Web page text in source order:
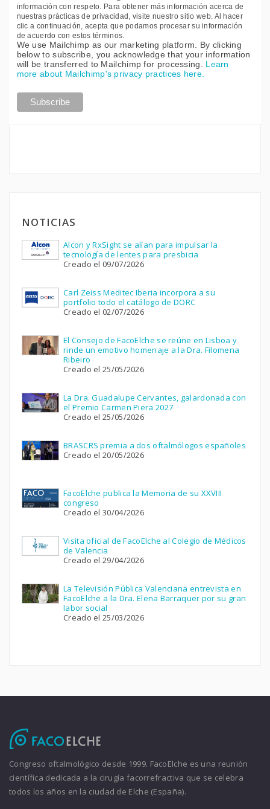
información con respeto. Para obtener más información acerca de
nuestras prácticas de privacidad, visite nuestro sitio web. Al hacer
clic a continuación, acepta que podamos procesar su información
de acuerdo con estos términos.
We use Mailchimp as our marketing platform. By clicking
below to subscribe, you acknowledge that your information
will be transferred to Mailchimp for processing. Learn
more about Mailchimp's privacy practices here.
NOTICIAS
Alcon y RxSight se alían para impulsar la
tecnología de lentes para presbicia
Creado el 09/07/2026
Carl Zeiss Meditec Iberia incorpora a su
portfolio todo el catálogo de DORC
Creado el 02/07/2026
El Consejo de FacoElche se reúne en Lisboa y
rinde un emotivo homenaje a la Dra. Filomena
Ribeiro
Creado el 25/05/2026
La Dra. Guadalupe Cervantes, galardonada con
el Premio Carmen Piera 2027
Creado el 25/05/2026
BRASCRS premia a dos oftalmólogos españoles
Creado el 20/05/2026
FacoElche publica la Memoria de su XXVIII
congreso
Creado el 30/04/2026
Visita oficial de FacoElche al Colegio de Médicos
de Valencia
Creado el 29/04/2026
La Televisión Pública Valenciana entrevista en
FacoElche a la Dra. Elena Barraquer por su gran
labor social
Creado el 25/03/2026
Congreso oftalmológico desde 1999. FacoElche es una reunión
científica dedicada a la cirugía facorrefractiva que se celebra
todos los años en la ciudad de Elche (España).